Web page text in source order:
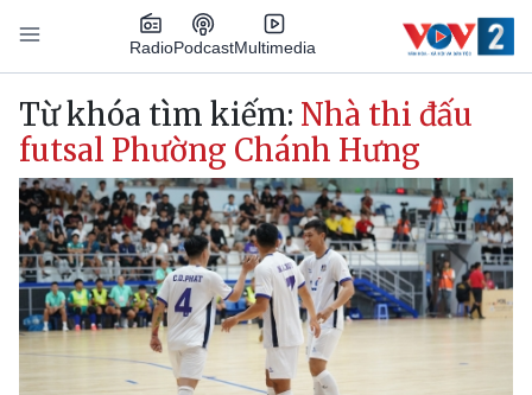
Nhảy đến nội dung
RadioPodcastMultimedia
Main navigation
Từ khóa tìm kiếm: Nhà thi đấu
futsal Phường Chánh Hưng